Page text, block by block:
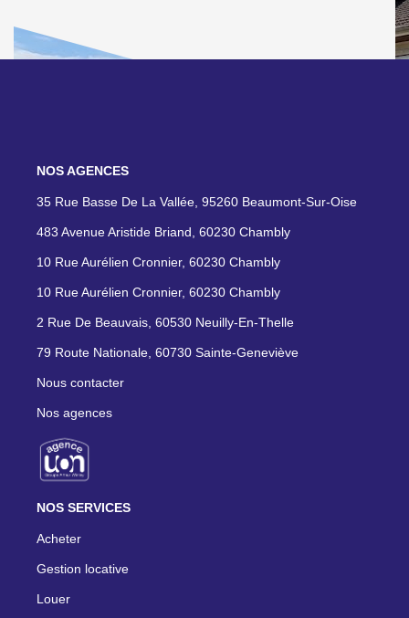
NOS AGENCES
35 Rue Basse De La Vallée, 95260 Beaumont-Sur-Oise
483 Avenue Aristide Briand, 60230 Chambly
10 Rue Aurélien Cronnier, 60230 Chambly
10 Rue Aurélien Cronnier, 60230 Chambly
2 Rue De Beauvais, 60530 Neuilly-En-Thelle
79 Route Nationale, 60730 Sainte-Geneviève
Nous contacter
Nos agences
NOS SERVICES
Acheter
Gestion locative
Louer